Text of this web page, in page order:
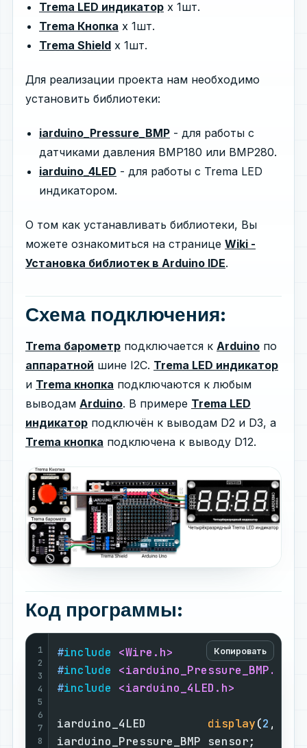
Trema LED индикатор x 1шт.
Trema Кнопка x 1шт.
Trema Shield x 1шт.
Для реализации проекта нам необходимо
установить библиотеки:
iarduino_Pressure_BMP - для работы с
датчиками давления BMP180 или BMP280.
iarduino_4LED - для работы с Trema LED
индикатором.
О том как устанавливать библиотеки, Вы
можете ознакомиться на странице Wiki -
Установка библиотек в Arduino IDE.
Схема подключения:
Trema барометр подключается к Arduino по
аппаратной шине I2C. Trema LED индикатор
и Trema кнопка подключаются к любым
выводам Arduino. В примере Trema LED
индикатор подключён к выводам D2 и D3, а
Trema кнопка подключена к выводу D12.
Код программы:
Копировать
1
2
3
4
5
6
7
8
#include <Wire.h>
#include <iarduino_Pressure_BMP.h>
#include <iarduino_4LED.h>
iarduino_4LED display(2 ,